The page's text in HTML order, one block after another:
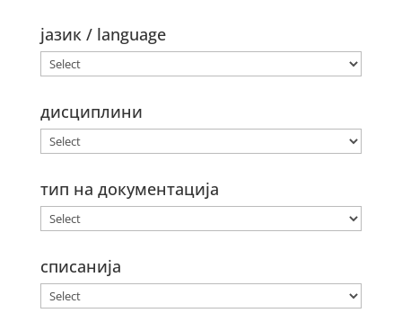
јазик / language
дисциплини
тип на документација
списанија